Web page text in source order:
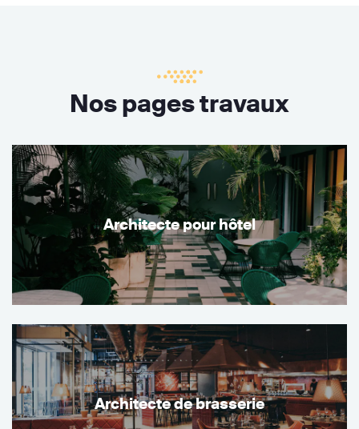
Nos pages travaux
Architecte pour hôtel
Architecte de brasserie